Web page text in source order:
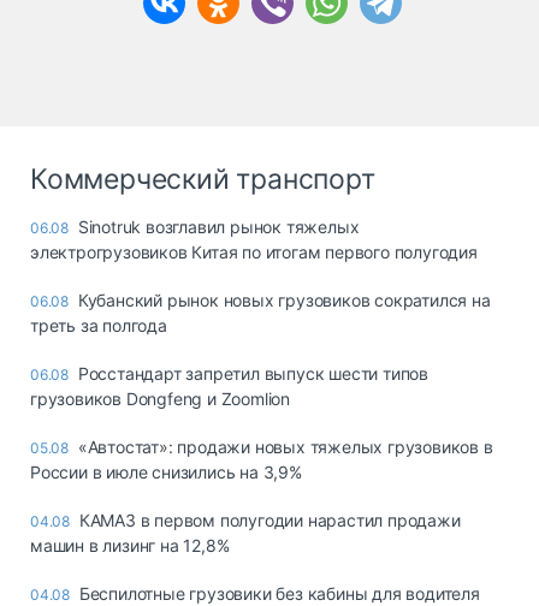
Коммерческий транспорт
06.08 Sinotruk возглавил рынок тяжелых
электрогрузовиков Китая по итогам первого полугодия
06.08 Кубанский рынок новых грузовиков сократился на
треть за полгода
06.08 Росстандарт запретил выпуск шести типов
грузовиков Dongfeng и Zoomlion
05.08 «Автостат»: продажи новых тяжелых грузовиков в
России в июле снизились на 3,9%
04.08 КАМАЗ в первом полугодии нарастил продажи
машин в лизинг на 12,8%
04.08 Беспилотные грузовики без кабины для водителя